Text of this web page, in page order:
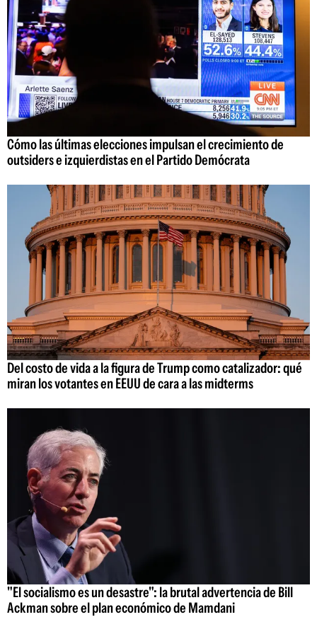
Cómo las últimas elecciones impulsan el crecimiento de
outsiders e izquierdistas en el Partido Demócrata
Del costo de vida a la figura de Trump como catalizador: qué
miran los votantes en EEUU de cara a las midterms
"El socialismo es un desastre": la brutal advertencia de Bill
Ackman sobre el plan económico de Mamdani